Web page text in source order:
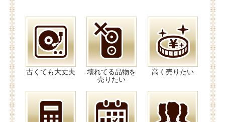
古くても大丈夫
壊れてる品物を
売りたい
高く売りたい